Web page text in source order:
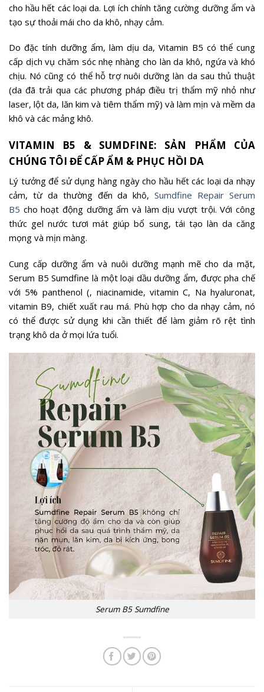
cho hầu hết các loại da. Lợi ích chính tăng cường dưỡng ẩm và
tạo sự thoải mái cho da khô, nhạy cảm.
Do đặc tính dưỡng ẩm, làm dịu da, Vitamin B5 có thể cung
cấp dịch vụ chăm sóc nhẹ nhàng cho làn da khô, ngứa và khó
chịu. Nó cũng có thể hỗ trợ nuôi dưỡng làn da sau thủ thuật
(da đã trải qua các phương pháp điều trị thẩm mỹ nhỏ như
laser, lột da, lăn kim và tiêm thẩm mỹ) và làm mịn và mềm da
khô và các mảng khô.
VITAMIN B5 & SUMDFINE: SẢN PHẨM CỦA
CHÚNG TÔI ĐỂ CẤP ẨM & PHỤC HỒI DA
Lý tưởng để sử dụng hàng ngày cho hầu hết các loại da nhạy
cảm, từ da thường đến da khô,Sumdfine Repair Serum
B5 cho hoạt động dưỡng ẩm và làm dịu vượt trội. Với công
thức gel nước tươi mát giúp bổ sung, tái tạo làn da căng
mọng và mịn màng.
Cung cấp dưỡng ẩm và nuôi dưỡng mạnh mẽ cho da mặt,
Serum B5 Sumdfine là một loại dầu dưỡng ẩm, được pha chế
với 5% panthenol (, niacinamide, vitamin C, Na hyaluronat,
vitamin B9, chiết xuất rau má. Phù hợp cho da nhạy cảm, nó
có thể được sử dụng khi cần thiết để làm giảm rõ rệt tình
trạng khô da ở mọi lứa tuổi.
Serum B5 Sumdfine